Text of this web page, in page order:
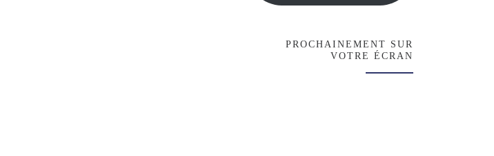
PROCHAINEMENT SUR
VOTRE ÉCRAN